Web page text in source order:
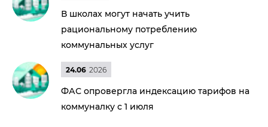
В школах могут начать учить
рациональному потреблению
коммунальных услуг
24.06 2026
ФАС опровергла индексацию тарифов на
коммуналку с 1 июля